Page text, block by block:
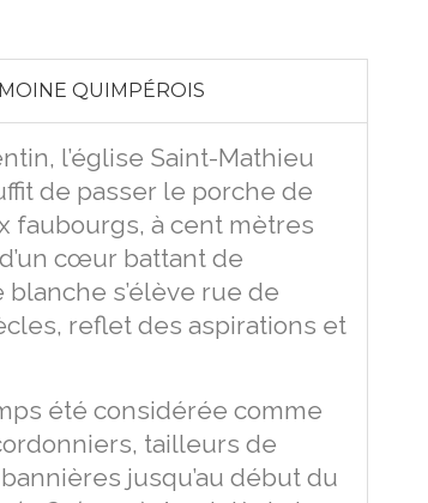
QUIMPÉROIS
l’église Saint-Mathieu
de passer le porche de
faubourgs, à cent mètres
cœur battant de
blanche s’élève rue de
reflet des aspirations et
été considérée comme
tailleurs de
jusqu’au début du